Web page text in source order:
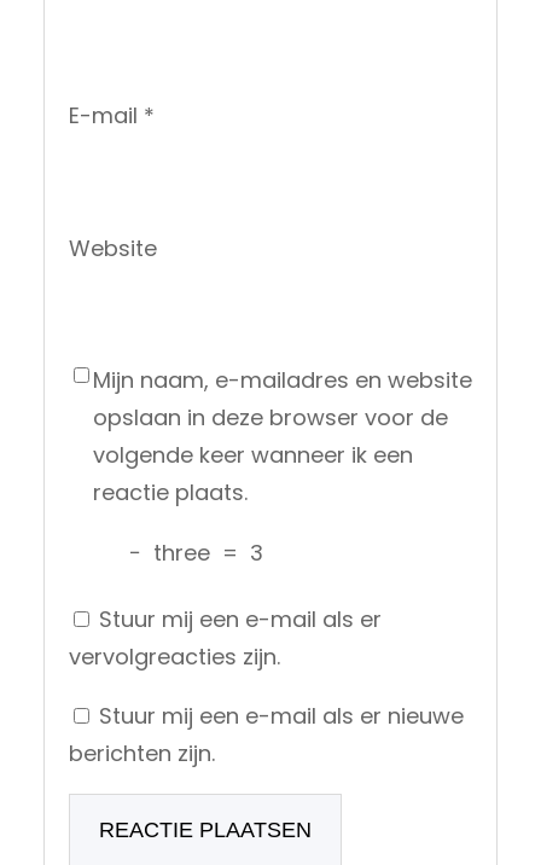
E-mail *
Website
Mijn naam, e-mailadres en website
opslaan in deze browser voor de
volgende keer wanneer ik een
reactie plaats.
− three = 3
Stuur mij een e-mail als er
vervolgreacties zijn.
Stuur mij een e-mail als er nieuwe
berichten zijn.